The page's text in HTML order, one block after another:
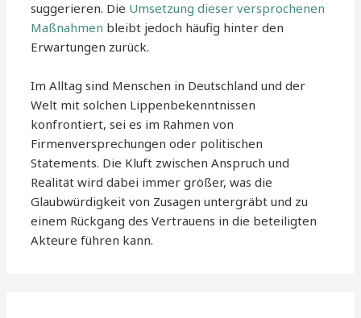
suggerieren. Die Umsetzung dieser versprochenen
Maßnahmen bleibt jedoch häufig hinter den
Erwartungen zurück.
Im Alltag sind Menschen in Deutschland und der
Welt mit solchen Lippenbekenntnissen
konfrontiert, sei es im Rahmen von
Firmenversprechungen oder politischen
Statements. Die Kluft zwischen Anspruch und
Realität wird dabei immer größer, was die
Glaubwürdigkeit von Zusagen untergräbt und zu
einem Rückgang des Vertrauens in die beteiligten
Akteure führen kann.